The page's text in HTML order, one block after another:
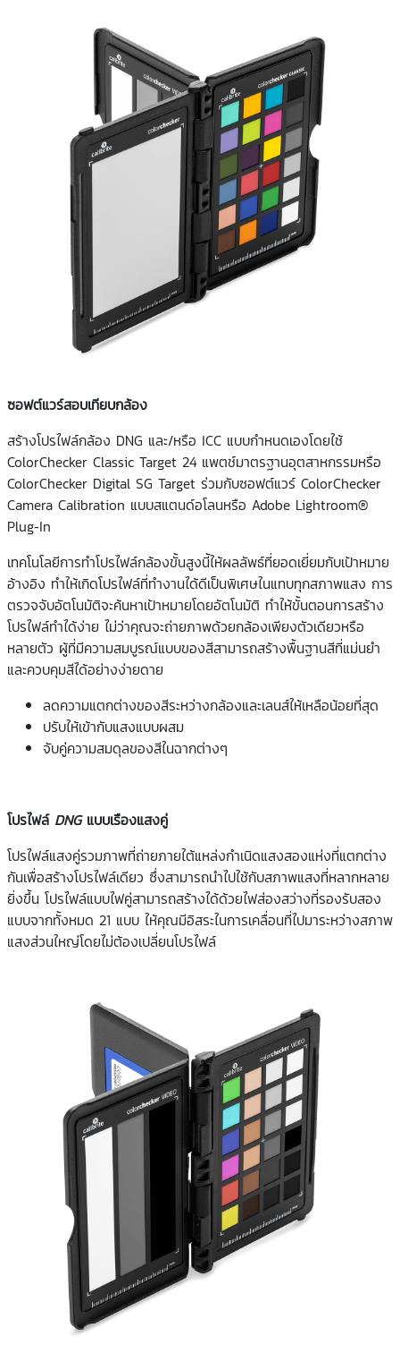
ซอฟต์แวร์สอบเทียบกล้อง
สร้างโปรไฟล์กล้อง DNG และ/หรือ ICC แบบกำหนดเองโดยใช้
ColorChecker Classic Target 24 แพตช์มาตรฐานอุตสาหกรรมหรือ
ColorChecker Digital SG Target ร่วมกับซอฟต์แวร์ ColorChecker
Camera Calibration แบบสแตนด์อโลนหรือ Adobe Lightroom®
Plug-In
เทคโนโลยีการทำโปรไฟล์กล้องขั้นสูงนี้ให้ผลลัพธ์ที่ยอดเยี่ยมกับเป้าหมาย
อ้างอิง ทำให้เกิดโปรไฟล์ที่ทำงานได้ดีเป็นพิเศษในแทบทุกสภาพแสง การ
ตรวจจับอัตโนมัติจะค้นหาเป้าหมายโดยอัตโนมัติ ทำให้ขั้นตอนการสร้าง
โปรไฟล์ทำได้ง่าย ไม่ว่าคุณจะถ่ายภาพด้วยกล้องเพียงตัวเดียวหรือ
หลายตัว ผู้ที่มีความสมบูรณ์แบบของสีสามารถสร้างพื้นฐานสีที่แม่นยำ
และควบคุมสีได้อย่างง่ายดาย
ลดความแตกต่างของสีระหว่างกล้องและเลนส์ให้เหลือน้อยที่สุด
ปรับให้เข้ากับแสงแบบผสม
จับคู่ความสมดุลของสีในฉากต่างๆ
โปรไฟล์DNG แบบเรืองแสงคู่
โปรไฟล์แสงคู่รวมภาพที่ถ่ายภายใต้แหล่งกำเนิดแสงสองแห่งที่แตกต่าง
กันเพื่อสร้างโปรไฟล์เดียว ซึ่งสามารถนำไปใช้กับสภาพแสงที่หลากหลาย
ยิ่งขึ้น โปรไฟล์แบบไฟคู่สามารถสร้างได้ด้วยไฟส่องสว่างที่รองรับสอง
แบบจากทั้งหมด 21 แบบ ให้คุณมีอิสระในการเคลื่อนที่ไปมาระหว่างสภาพ
แสงส่วนใหญ่โดยไม่ต้องเปลี่ยนโปรไฟล์